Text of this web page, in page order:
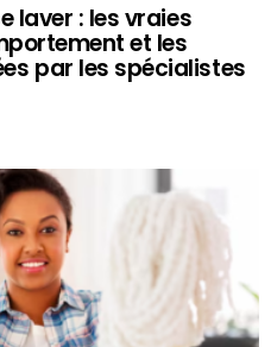
laver : les vraies
et les
par les spécialistes